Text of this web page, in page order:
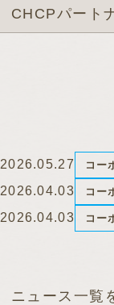
CHCPパート
2026.05.27 コー
2026.04.03
コー
2026.04.03
コー
ニュース一覧